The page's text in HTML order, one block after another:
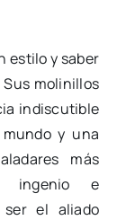
estilo y saber
molinillos
indiscutible
y una
más
ingenio e
ser el aliado